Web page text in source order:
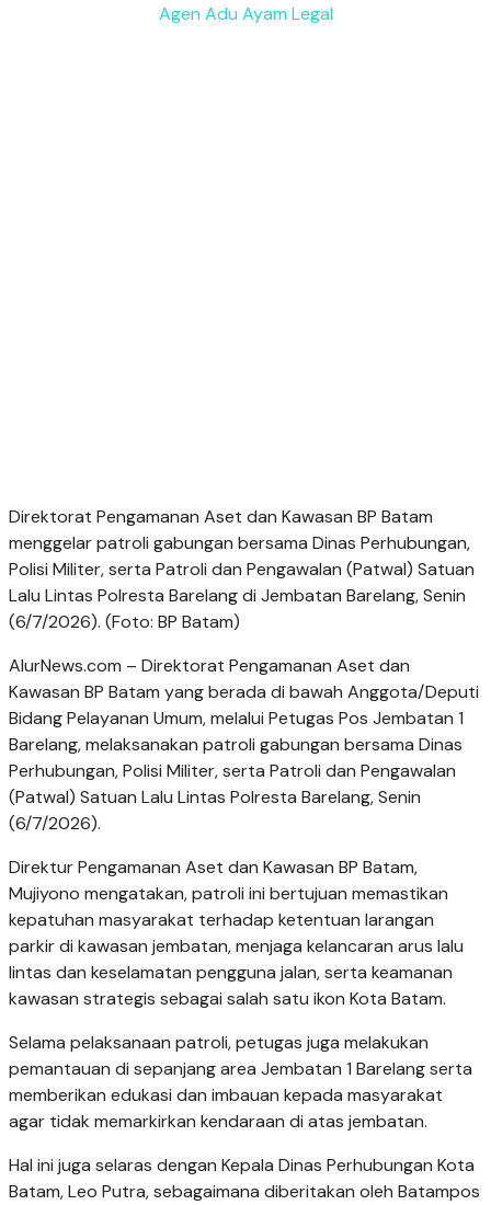
Agen Adu Ayam Legal
Direktorat Pengamanan Aset dan Kawasan BP Batam
menggelar patroli gabungan bersama Dinas Perhubungan,
Polisi Militer, serta Patroli dan Pengawalan (Patwal) Satuan
Lalu Lintas Polresta Barelang di Jembatan Barelang, Senin
(6/7/2026). (Foto: BP Batam)
AlurNews.com – Direktorat Pengamanan Aset dan
Kawasan BP Batam yang berada di bawah Anggota/Deputi
Bidang Pelayanan Umum, melalui Petugas Pos Jembatan 1
Barelang, melaksanakan patroli gabungan bersama Dinas
Perhubungan, Polisi Militer, serta Patroli dan Pengawalan
(Patwal) Satuan Lalu Lintas Polresta Barelang, Senin
(6/7/2026).
Direktur Pengamanan Aset dan Kawasan BP Batam,
Mujiyono mengatakan, patroli ini bertujuan memastikan
kepatuhan masyarakat terhadap ketentuan larangan
parkir di kawasan jembatan, menjaga kelancaran arus lalu
lintas dan keselamatan pengguna jalan, serta keamanan
kawasan strategis sebagai salah satu ikon Kota Batam.
Selama pelaksanaan patroli, petugas juga melakukan
pemantauan di sepanjang area Jembatan 1 Barelang serta
memberikan edukasi dan imbauan kepada masyarakat
agar tidak memarkirkan kendaraan di atas jembatan.
Hal ini juga selaras dengan Kepala Dinas Perhubungan Kota
Batam, Leo Putra, sebagaimana diberitakan oleh Batampos